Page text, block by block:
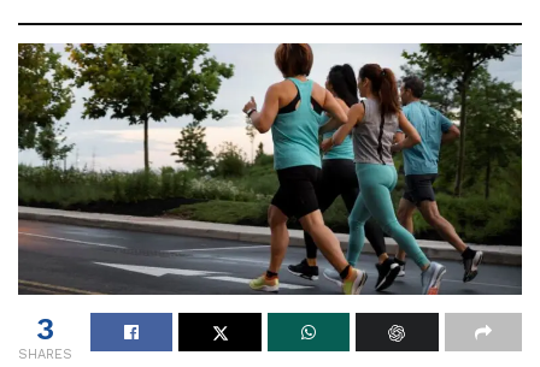
3
SHARES